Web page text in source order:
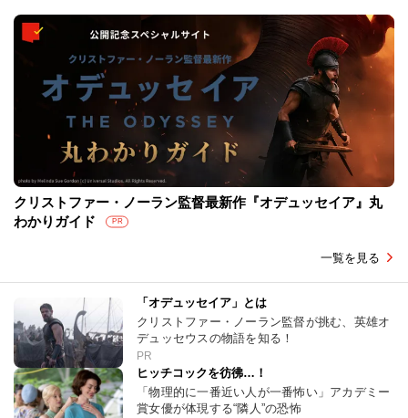
クリストファー・ノーラン監督最新作『オデュッセイア』丸
わかりガイド
PR
一覧を見る
「オデュッセイア」とは
クリストファー・ノーラン監督が挑む、英雄オ
デュッセウスの物語を知る！
PR
ヒッチコックを彷彿…！
「物理的に一番近い人が一番怖い」アカデミー
賞女優が体現する“隣人”の恐怖